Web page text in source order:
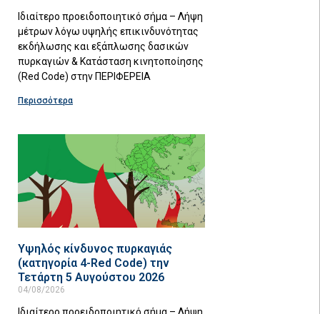
Ιδιαίτερο προειδοποιητικό σήμα – Λήψη
μέτρων λόγω υψηλής επικινδυνότητας
εκδήλωσης και εξάπλωσης δασικών
πυρκαγιών & Κατάσταση κινητοποίησης
(Red Code) στην ΠΕΡΙΦΕΡΕΙΑ
Περισσότερα
Υψηλός κίνδυνος πυρκαγιάς
(κατηγορία 4-Red Code) την
Τετάρτη 5 Αυγούστου 2026
04/08/2026
Ιδιαίτερο προειδοποιητικό σήμα – Λήψη